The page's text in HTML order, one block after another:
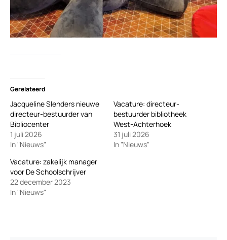
Gerelateerd
Jacqueline Slenders nieuwe
directeur-bestuurder van
Bibliocenter
1 juli 2026
In "Nieuws"
Vacature: directeur-
bestuurder bibliotheek
West-Achterhoek
31 juli 2026
In "Nieuws"
Vacature: zakelijk manager
voor De Schoolschrijver
22 december 2023
In "Nieuws"